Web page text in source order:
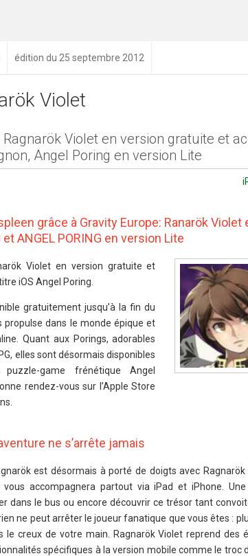
édition du 25 septembre 2012
Violet
Ragnarök Violet en version gratuite et
Angel Poring en version Lite
grâce à Gravity Europe: Ranarök
ANGEL PORING en version Lite
Violet en version gratuite et
iOS Angel Poring.
gratuitement jusqu’à la fin du
propulse dans le monde épique et
Quant aux Porings, adorables
elles sont désormais disponibles
game frénétique Angel
rendez-vous sur l’Apple Store
ne s’arrête jamais
est désormais à porté de doigts avec
vous accompagnera partout via iPad et iPhone.
dans le bus ou encore découvrir ce trésor tant
ne peut arrêter le joueur fanatique que vous êtes :
creux de votre main. Ragnarök Violet reprend des
spécifiques à la version mobile comme le troc